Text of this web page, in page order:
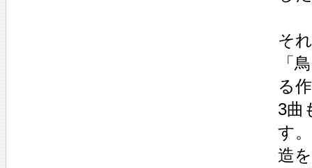
そ
「
る
3曲
す
造